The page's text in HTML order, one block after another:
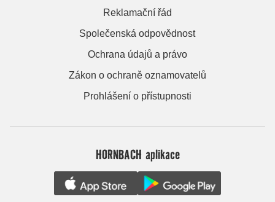
Reklamační řád
Společenská odpovědnost
Ochrana údajů a právo
Zákon o ochraně oznamovatelů
Prohlášení o přístupnosti
HORNBACH aplikace